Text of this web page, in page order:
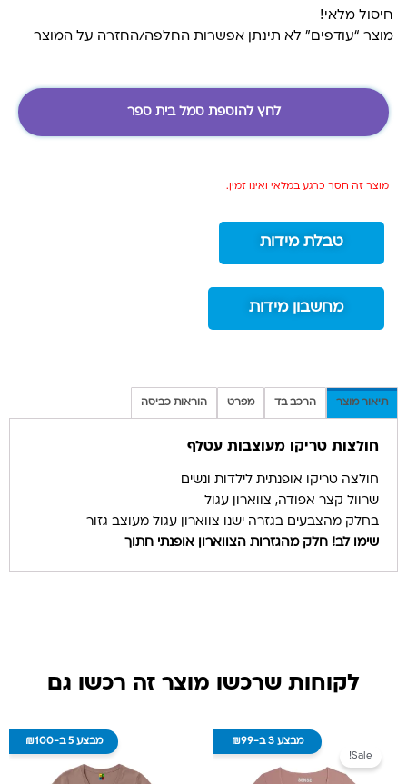
חיסול מלאי!
מוצר “עודפים” לא תינתן אפשרות החלפה/החזרה על המוצר
לחץ להוספת סמל בית ספר
מוצר זה חסר כרגע במלאי ואינו זמין.
טבלת מידות
מחשבון מידות
תיאור מוצר הרכב בד מפרט הוראות כביסה
חולצות טריקו מעוצבות עטלף
חולצה טריקו אופנתית לילדות ונשים
שרוול קצר אפודה, צווארון עגול
בחלק מהצבעים בגזרה ישנו צווארון עגול מעוצב גזור
שימו לב! חלק מהגזרות הצווארון אופנתי חתוך
לקוחות שרכשו מוצר זה רכשו גם
מבצע 3 ב-₪99
Sale!
למוצר זה יש מספר סוגים. ניתן לבחור את האפשרויות בעמוד
מבצע 5 ב-₪100 טווח מחירים:
למוצר זה יש מספר